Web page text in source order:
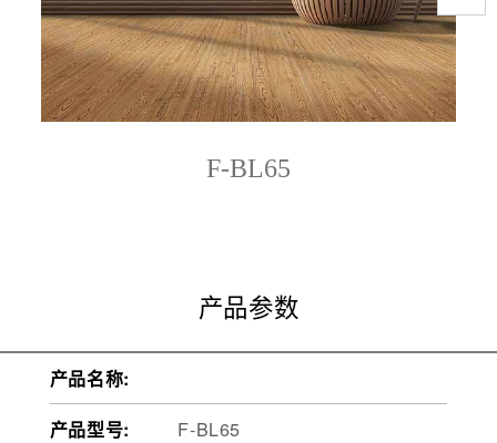
F-BL65
产品参数
产品名称:
产品型号:
F-BL65